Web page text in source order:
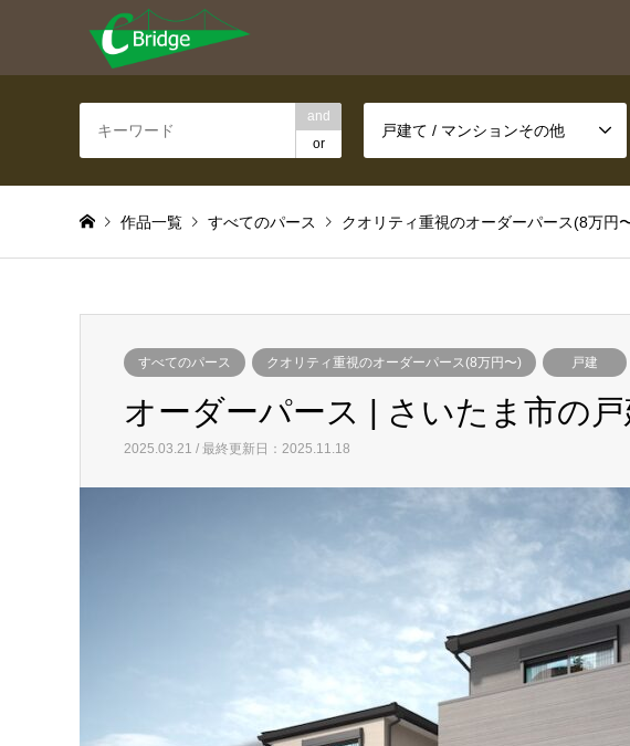
and
or
戸建て / マンションその他
作品一覧 すべてのパース クオリティ重視のオーダーパース(8万円
すべてのパース クオリティ重視のオーダーパース(8万円〜) 戸建
オーダーパース | さいたま市の
2025.03.21 / 最終更新日：2025.11.18